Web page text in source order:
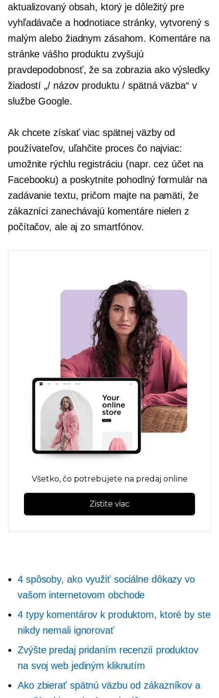
aktualizovaný obsah, ktorý je dôležitý pre
vyhľadávače a hodnotiace stránky, vytvorený s
malým alebo žiadnym zásahom. Komentáre na
stránke vášho produktu zvyšujú
pravdepodobnosť, že sa zobrazia ako výsledky
žiadostí „/ názov produktu / spätná väzba“ v
službe Google.
Ak chcete získať viac spätnej väzby od
používateľov, uľahčite proces čo najviac:
umožnite rýchlu registráciu (napr. cez účet na
Facebooku) a poskytnite pohodlný formulár na
zadávanie textu, pričom majte na pamäti, že
zákazníci zanechávajú komentáre nielen z
počítačov, ale aj zo smartfónov.
Všetko, čo potrebujete na predaj online
Zistite viac
4 spôsoby, ako využiť sociálne dôkazy vo
vašom internetovom obchode
4 typy komentárov k produktom, ktoré by ste
nikdy nemali ignorovať
Zvýšte predaj pridaním recenzií produktov
na svoj web jediným kliknutím
Ako zbierať spätnú väzbu od zákazníkov a